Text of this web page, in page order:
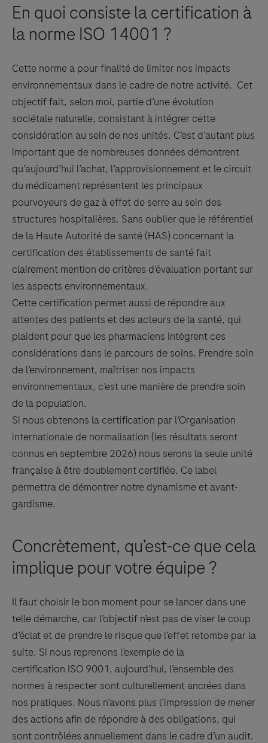
En quoi consiste la certification à
la norme ISO 14001 ?
Cette norme a pour finalité de limiter nos impacts
environnementaux dans le cadre de notre activité. Cet
objectif fait, selon moi, partie d’une évolution
sociétale naturelle, consistant à intégrer cette
considération au sein de nos unités. C’est d’autant plus
important que de nombreuses données démontrent
qu’aujourd’hui l’achat, l’approvisionnement et le circuit
du médicament représentent les principaux
pourvoyeurs de gaz à effet de serre au sein des
structures hospitalières. Sans oublier que le référentiel
de la Haute Autorité de santé (HAS) concernant la
certification des établissements de santé fait
clairement mention de critères d’évaluation portant sur
les aspects environnementaux.
Cette certification permet aussi de répondre aux
attentes des patients et des acteurs de la santé, qui
plaident pour que les pharmaciens intègrent ces
considérations dans le parcours de soins. Prendre soin
de l’environnement, maîtriser nos impacts
environnementaux, c’est une manière de prendre soin
de la population.
Si nous obtenons la certification par l’Organisation
internationale de normalisation (les résultats seront
connus en septembre 2026) nous serons la seule unité
française à être doublement certifiée. Ce label
permettra de démontrer notre dynamisme et avant-
gardisme.
Concrètement, qu’est-ce que cela
implique pour votre équipe ?
Il faut choisir le bon moment pour se lancer dans une
telle démarche, car l’objectif n’est pas de viser le coup
d’éclat et de prendre le risque que l’effet retombe par la
suite. Si nous reprenons l’exemple de la
certification ISO 9001, aujourd’hui, l’ensemble des
normes à respecter sont culturellement ancrées dans
nos pratiques. Nous n’avons plus l’impression de mener
des actions afin de répondre à des obligations, qui
sont contrôlées annuellement dans le cadre d’un audit.